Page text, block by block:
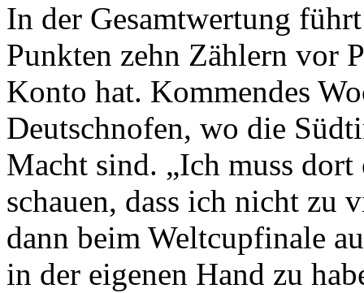
In der Gesamtwertung
Punkten zehn Zählern vor
Konto hat. Kommendes
Deutschnofen, wo die
Macht sind. „Ich muss dort
schauen, dass ich nicht zu
dann beim Weltcupfinale
in der eigenen Hand zu